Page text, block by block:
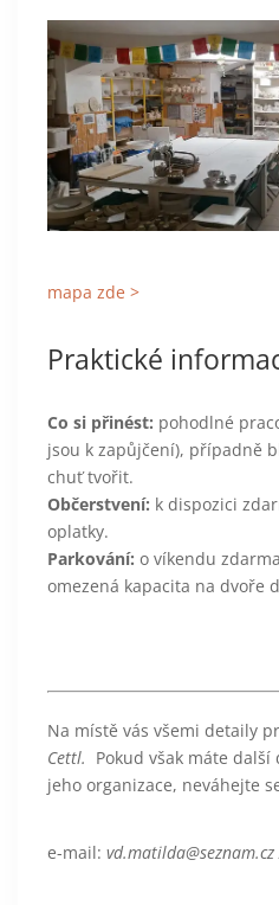
mapa zde >
Praktické
Co si přinést: pohodlné
jsou k zapůjčení), případně
chuť tvořit.
Občerstvení: k dispozici
oplatky.
Parkování: o víkendu
omezená kapacita na dvoře
Na místě vás všemi detaily
Cettl. Pokud však máte
jeho organizace, neváhejte
e-mail: